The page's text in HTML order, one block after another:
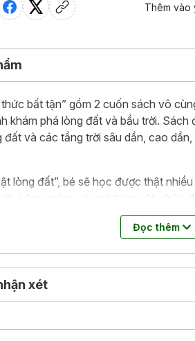
Thêm vào
thức bất tận” gồm 2 cuốn sách vô
khám phá lòng đất và bầu trời.
đất và các tầng trời sâu dần, cao
lòng đất”, bé sẽ học được thật
đen ngòm, nhưng trong đó chứa
ổ của bao loài, đến muôn vàn
hề tối tăm đâu nha! Vì sao nhỉ?
Đọc thêm
xét